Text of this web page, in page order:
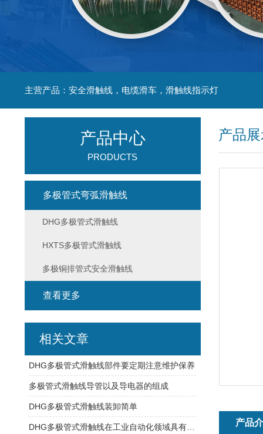
主营产品：安全滑触线，电缆滑车，滑触线指示灯
产品
产品
产品中心
PRODUCTS
多极管式弯弧滑触线
DHG多极管式滑触线
HXTS多极管式滑触线
多极铜排管式安全滑触线
查看更多
相关文章
DHG多极管式滑触线部件要定期注意维护保养
多极管式滑触线导管以及导电器的组成
DHG多极管式滑触线装卸简单